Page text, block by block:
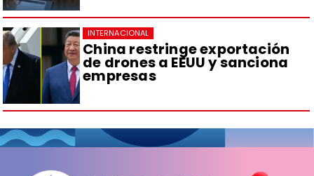
China restringe exportación
de drones a EEUU y sanciona
empresas
INTERNACIONAL